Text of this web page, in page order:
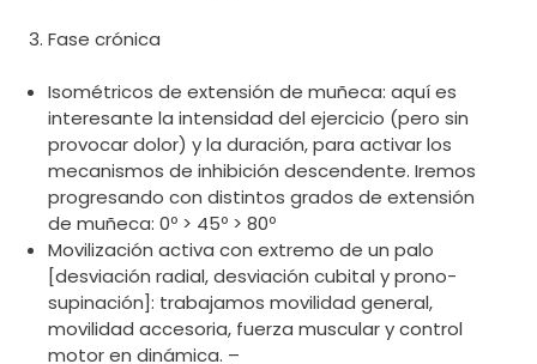
Fase crónica
Isométricos de extensión de muñeca: aquí es
interesante la intensidad del ejercicio (pero sin
provocar dolor) y la duración, para activar los
mecanismos de inhibición descendente. Iremos
progresando con distintos grados de extensión
de muñeca: 0º > 45º > 80º
Movilización activa con extremo de un palo
[desviación radial, desviación cubital y prono-
supinación]: trabajamos movilidad general,
movilidad accesoria, fuerza muscular y control
motor en dinámica. –